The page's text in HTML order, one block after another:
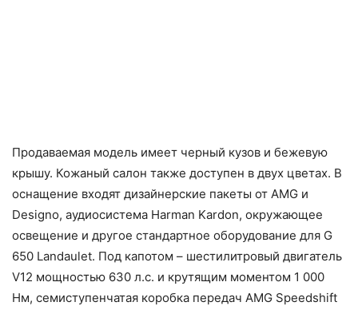
Продаваемая модель имеет черный кузов и бежевую
крышу. Кожаный салон также доступен в двух цветах. В
оснащение входят дизайнерские пакеты от AMG и
Designo, аудиосистема Harman Kardon, окружающее
освещение и другое стандартное оборудование для G
650 Landaulet. Под капотом – шестилитровый двигатель
V12 мощностью 630 л.с. и крутящим моментом 1 000
Нм, семиступенчатая коробка передач AMG Speedshift